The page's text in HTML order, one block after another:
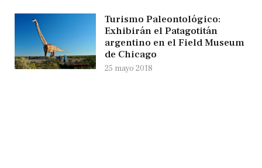
Turismo Paleontológico:
Exhibirán el Patagotitán
argentino en el Field Museum
de Chicago
25 mayo 2018